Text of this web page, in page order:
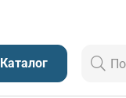
Каталог